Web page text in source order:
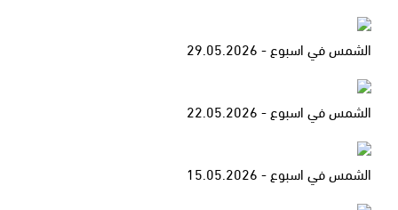
الشمس في اسبوع - 29.05.2026
الشمس في اسبوع - 22.05.2026
الشمس في اسبوع - 15.05.2026